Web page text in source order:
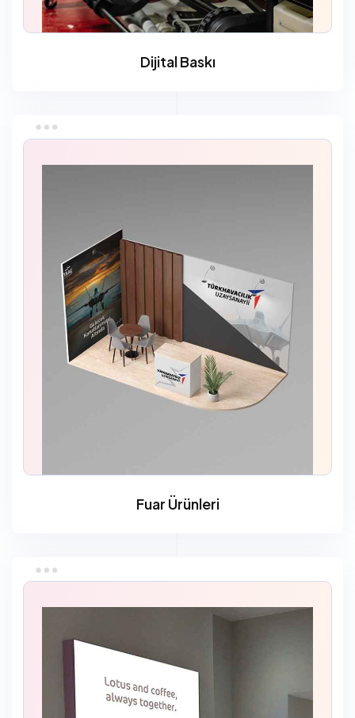
Dijital Baskı
Fuar Ürünleri